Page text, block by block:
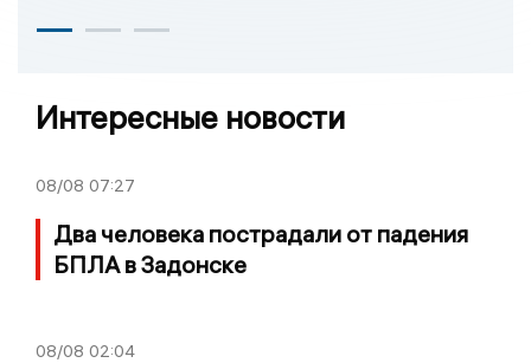
Интересные новости
08/08 07:27
Два человека пострадали от падения
БПЛА в Задонске
08/08 02:04